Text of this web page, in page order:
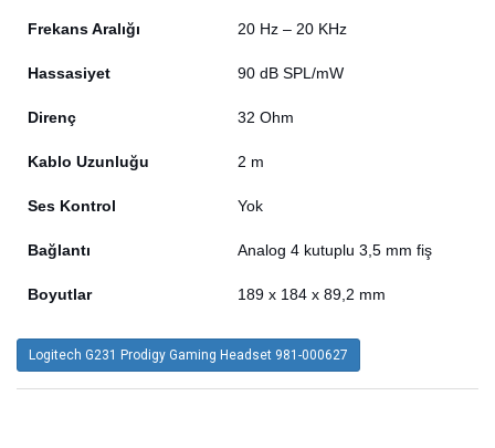
Frekans Aralığı 20 Hz – 20 KHz
Hassasiyet 90 dB SPL/mW
Direnç 32 Ohm
Kablo Uzunluğu 2 m
Ses Kontrol Yok
Bağlantı Analog 4 kutuplu 3,5 mm fiş
Boyutlar 189 x 184 x 89,2 mm
Logitech G231 Prodigy Gaming Headset 981-000627